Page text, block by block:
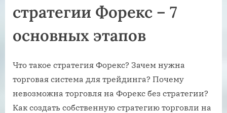
стратегии Форекс – 7
основных этапов
Что такое стратегия Форекс? Зачем нужна
торговая система для трейдинга? Почему
невозможна торговля на Форекс без стратегии?
Как создать собственную стратегию торговли на